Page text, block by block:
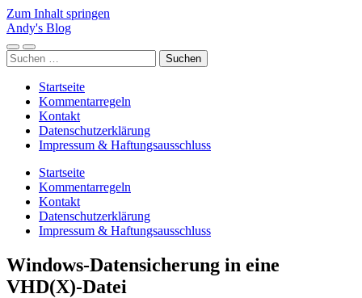
Zum Inhalt springen
Andy's Blog
Mobile-
Menü
Suchfeld
ein-/ausblenden
Suchen
nach:
Startseite
Kommentarregeln
Kontakt
Datenschutzerklärung
Impressum & Haftungsausschluss
Startseite
Kommentarregeln
Kontakt
Datenschutzerklärung
Impressum & Haftungsausschluss
Windows-Datensicherung in eine
VHD(X)-Datei